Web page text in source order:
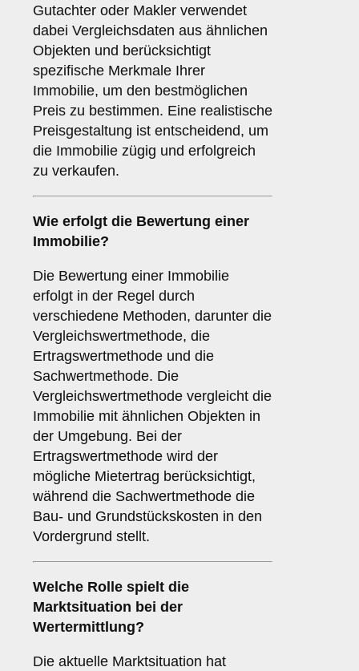
Gutachter oder Makler verwendet
dabei Vergleichsdaten aus ähnlichen
Objekten und berücksichtigt
spezifische Merkmale Ihrer
Immobilie, um den bestmöglichen
Preis zu bestimmen. Eine realistische
Preisgestaltung ist entscheidend, um
die Immobilie zügig und erfolgreich
zu verkaufen.
Wie erfolgt die Bewertung einer
Immobilie?
Die Bewertung einer Immobilie
erfolgt in der Regel durch
verschiedene Methoden, darunter die
Vergleichswertmethode, die
Ertragswertmethode und die
Sachwertmethode. Die
Vergleichswertmethode vergleicht die
Immobilie mit ähnlichen Objekten in
der Umgebung. Bei der
Ertragswertmethode wird der
mögliche Mietertrag berücksichtigt,
während die Sachwertmethode die
Bau- und Grundstückskosten in den
Vordergrund stellt.
Welche Rolle spielt die
Marktsituation bei der
Wertermittlung?
Die aktuelle Marktsituation hat